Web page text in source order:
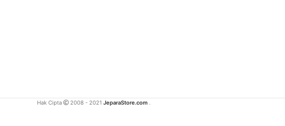
Hak Cipta 2008 - 2021 JeparaStore.com .